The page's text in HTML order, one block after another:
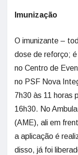
Imunização
O imunizante –
dose de reforço;
no Centro de
no PSF Nova
7h30 às 11 horas
16h30. No
(AME), ali em
a aplicação é
disso, já foi